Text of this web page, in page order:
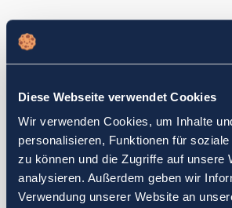
Diese Webseite verwendet Cookies
Wir verwenden Cookies, um Inhalte
personalisieren, Funktionen für
zu können und die Zugriffe auf unsere
analysieren. Außerdem geben wir
Verwendung unserer Website an